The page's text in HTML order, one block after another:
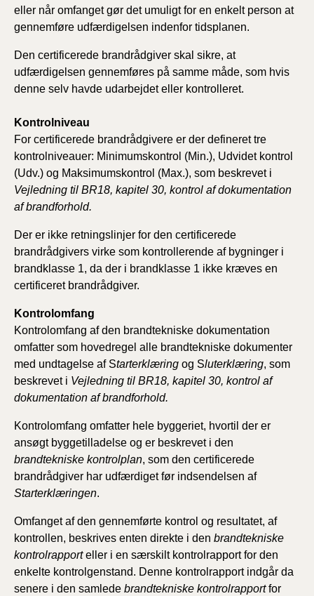
eller når omfanget gør det umuligt for en enkelt person at
gennemføre udfærdigelsen indenfor tidsplanen.
Den certificerede brandrådgiver skal sikre, at
udfærdigelsen gennemføres på samme måde, som hvis
denne selv havde udarbejdet eller kontrolleret.
Kontrolniveau
For certificerede brandrådgivere er der defineret tre
kontrolniveauer: Minimumskontrol (Min.), Udvidet kontrol
(Udv.) og Maksimumskontrol (Max.), som beskrevet i
Vejledning til BR18, kapitel 30, kontrol af dokumentation
af brandforhold.
Der er ikke retningslinjer for den certificerede
brandrådgivers virke som kontrollerende af bygninger i
brandklasse 1, da der i brandklasse 1 ikke kræves en
certificeret brandrådgiver.
Kontrolomfang
Kontrolomfang af den brandtekniske dokumentation
omfatter som hovedregel alle brandtekniske dokumenter
med undtagelse af Starterklæring og Sluterklæring, som
beskrevet i Vejledning til BR18, kapitel 30, kontrol af
dokumentation af brandforhold.
Kontrolomfang omfatter hele byggeriet, hvortil der er
ansøgt byggetilladelse og er beskrevet i den
brandtekniske kontrolplan, som den certificerede
brandrådgiver har udfærdiget før indsendelsen af
Starterklæringen.
Omfanget af den gennemførte kontrol og resultatet, af
kontrollen, beskrives enten direkte i den brandtekniske
kontrolrapporteller i en særskilt kontrolrapport for den
enkelte kontrolgenstand. Denne kontrolrapport indgår da
senere i den samlede brandtekniske kontrolrapportfor